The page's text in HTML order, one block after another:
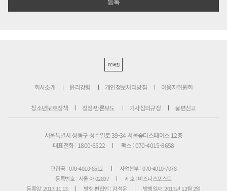
PC버전
회사소개 윤리강령 개인정보처리방침 이용자위원회
청소년보호정책 정정·반론보도 기사심의규정 불편신고
서울특별시 성동구 성수일로 39-34 서울숲더스페이스 12층
대표전화 : 1800-6522
팩스 : 070-4015-8658
편집국 : 070-4010-8512
사업본부 : 070-4010-7078
등록번호 : 서울 아 02897
제호 : 비즈니스포스트
등록일: 2013.11.13
발행·편집인 : 강석운 발행일자: 2013년 12월 2일